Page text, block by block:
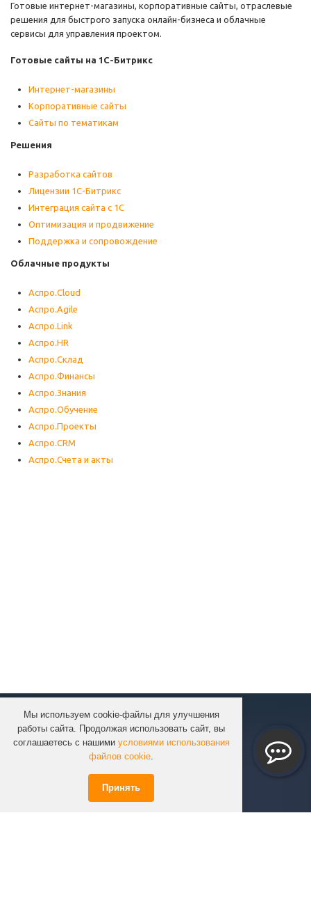
Мы используем cookie-файлы для улучшения
работы сайта. Продолжая использовать сайт, вы
соглашаетесь с нашими условиями использования
файлов cookie.
Принять
Готовые интернет-магазины, корпоративные сайты, отраслевые
решения для быстрого запуска онлайн-бизнеса и облачные
сервисы для управления проектом.
Готовые сайты на 1С-Битрикс
Интернет-магазины
Корпоративные сайты
Сайты по тематикам
Решения
Разработка сайтов
Лицензии 1С-Битрикс
Интеграция сайта с 1С
Оптимизация и продвижение
Поддержка и сопровождение
Облачные продукты
Аспро.Cloud
Аспро.Agile
Аспро.Link
Аспро.HR
Аспро.Склад
Аспро.Финансы
Аспро.Знания
Аспро.Обучение
Аспро.Проекты
Аспро.CRM
Аспро.Счета и акты
КОМПАНИЯ
КАТАЛОГ
УСЛУГИ
ИНФОРМАЦИЯ